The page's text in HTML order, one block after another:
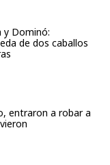
y Dominó:
de dos caballos
entraron a robar a